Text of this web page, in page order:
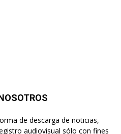
de descarga de noticias,
audiovisual sólo con fines